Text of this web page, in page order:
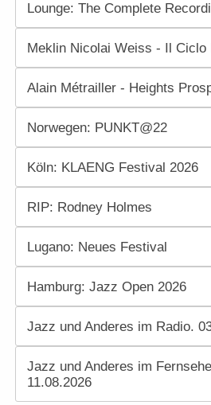
Lounge: The Complete
Meklin Nicolai Weiss - Il Ciclo
Alain Métrailler - Heights
Norwegen: PUNKT@22
Köln: KLAENG Festival 2026
RIP: Rodney Holmes
Lugano: Neues Festival
Hamburg: Jazz Open 2026
Jazz und Anderes im Radio.
Jazz und Anderes im
11.08.2026